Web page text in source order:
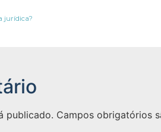
jurídica?
publicado. Campos obrigatórios